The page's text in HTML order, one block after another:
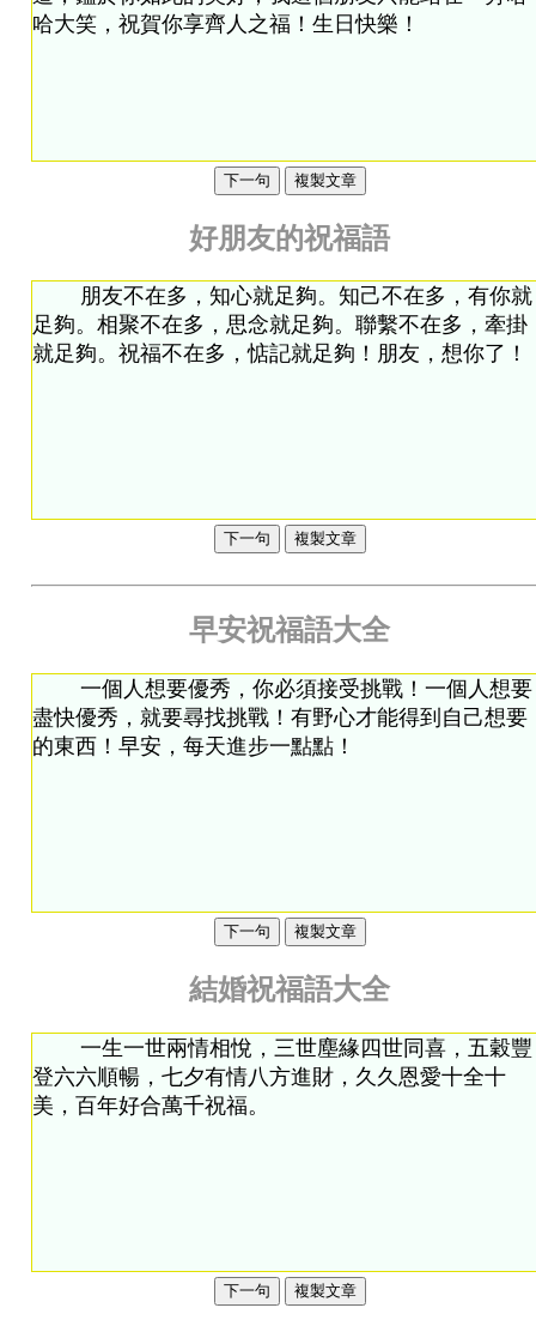
下一句 複製文章
好朋友的祝福語
下一句 複製文章
早安祝福語大全
下一句 複製文章
結婚祝福語大全
下一句 複製文章